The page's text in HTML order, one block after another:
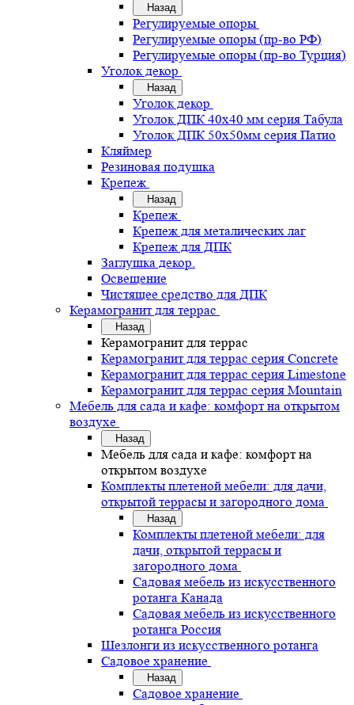
Назад
Регулируемые опоры
Регулируемые опоры (пр-во РФ)
Регулируемые опоры (пр-во Турция)
Уголок декор
Назад
Уголок декор
Уголок ДПК 40х40 мм серия Табула
Уголок ДПК 50х50мм серия Патио
Кляймер
Резиновая подушка
Крепеж
Назад
Крепеж
Крепеж для металических лаг
Крепеж для ДПК
Заглушка декор.
Освещение
Чистящее средство для ДПК
Керамогранит для террас
Назад
Керамогранит для террас
Керамогранит для террас серия Concrete
Керамогранит для террас серия Limestone
Керамогранит для террас серия Mountain
Мебель для сада и кафе: комфорт на открытом
воздухе
Назад
Мебель для сада и кафе: комфорт на
открытом воздухе
Комплекты плетеной мебели: для дачи,
открытой террасы и загородного дома
Назад
Комплекты плетеной мебели: для
дачи, открытой террасы и
загородного дома
Садовая мебель из искусственного
ротанга Канада
Садовая мебель из искусственного
ротанга Россия
Шезлонги из искусственного ротанга
Садовое хранение
Назад
Садовое хранение